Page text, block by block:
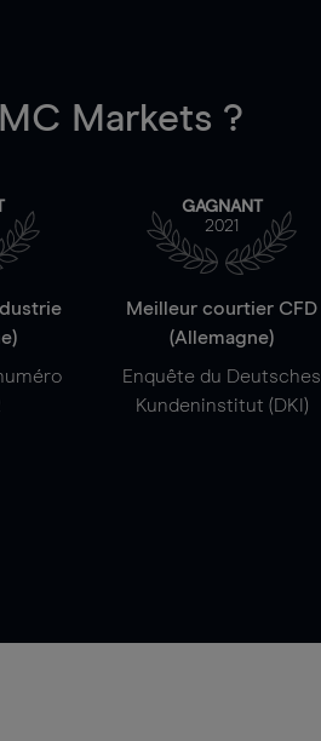
Markets ?
GAGNANT
2021
Meilleur courtier CFD
(Allemagne)
Enquête du Deutsches
Kundeninstitut (DKI)